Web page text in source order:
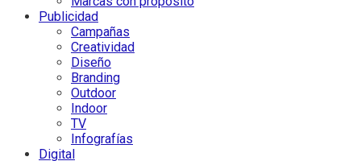
Publicidad
Campañas
Creatividad
Diseño
Branding
Outdoor
Indoor
TV
Infografías
Digital